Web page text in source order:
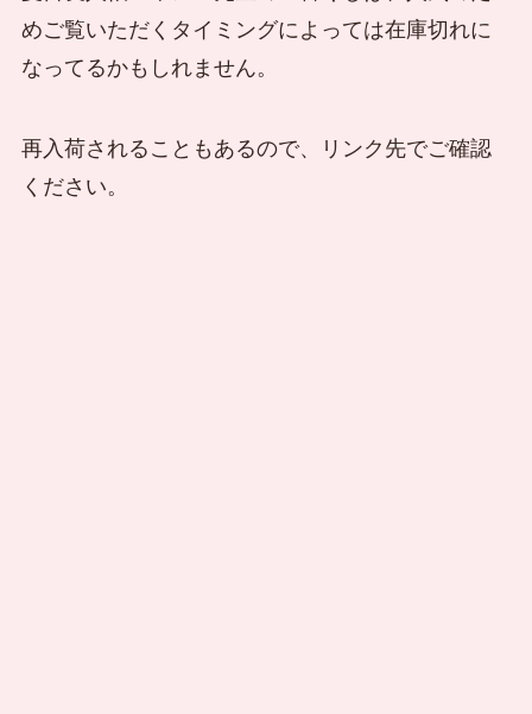
めご覧いただくタイミングによっては在庫切れに
なってるかもしれません。
再入荷されることもあるので、リンク先でご確認
ください。